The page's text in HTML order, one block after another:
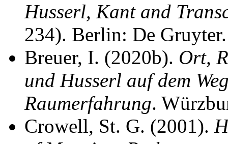
Husserl, Kant and
234). Berlin: De Gruyter.
Breuer, I. (2020b). Ort,
und Husserl auf dem
Raumerfahrung.
Crowell, St. G. (2001).